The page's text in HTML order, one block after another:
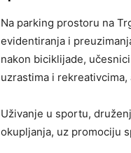
Na parking prostoru na
evidentiranja i
nakon biciklijade,
uzrastima i
Uživanje u sportu,
okupljanja, uz promociju